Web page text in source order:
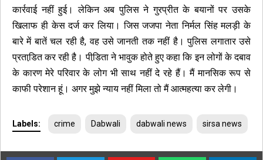
कार्रवाई नहीं हुई। लेकिन अब पुलिस ने गुरप्रीत के बयानों पर उसके
खिलाफ ही केस दर्ज कर लिया। जिस जजपा नेता निर्मल सिंह मलड़ी के
बारे में बातें चल रही है, वह उसे जानती तक नहीं है। पुलिस लगातार उसे
प्रताडि़त कर रही है। पीडि़ता ने भावुक होते हुए कहा कि इन लोगों के दबाव
के कारण मेरे परिवार के लोग भी साथ नहीं दे रहे हैं। मैं मानसिक रूप से
काफी परेशान हूं। अगर मुझे न्याय नहीं मिला तो मैं आत्महत्या कर लेगी।
Labels: crime Dabwali dabwali news sirsa news